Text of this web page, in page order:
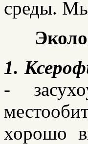
среды.
1.
-
хорошо